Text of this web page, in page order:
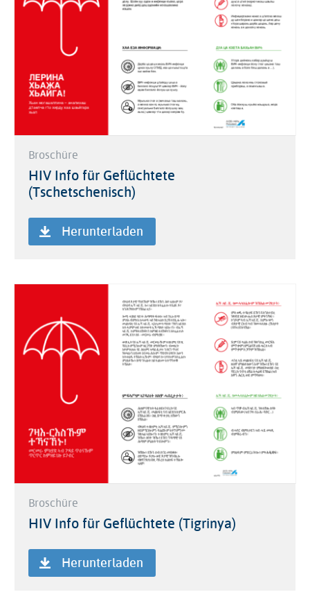
Broschüre
HIV Info für Geflüchtete
(Tschetschenisch)
Herunterladen
Broschüre
HIV Info für Geflüchtete (Tigrinya)
Herunterladen